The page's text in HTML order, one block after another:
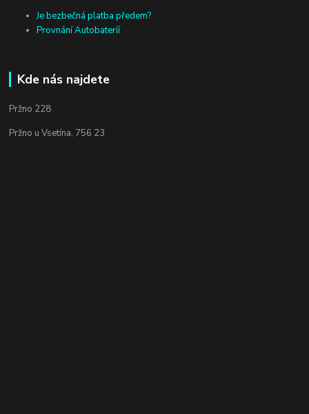
Je bezbečná platba předem?
Provnání Autobateríí
Kde nás najdete
Pržno 228
Pržno u Vsetína, 756 23